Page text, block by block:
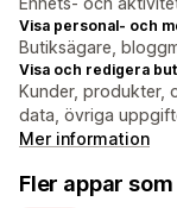
Visa personal- och
Butiksägare,
Visa och redigera
Kunder, produkter,
data, övriga
Mer information
Fler appar